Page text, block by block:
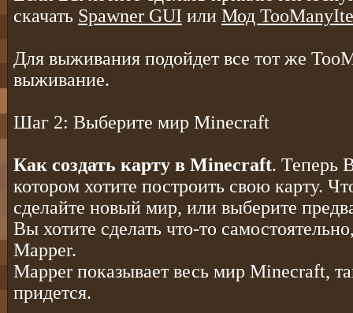
скачать Spawner GUI или Мод
Для выживания подойдет все тот же
выживание.
Шаг 2: Выберите мир Minecraft
Как создать карту в Minecraft. Теперь
котором хотите построить свою карту.
сделайте новый мир, или выберите
Вы хотите сделать что-то
Mapper.
Mapper показывает весь мир Minecraft,
придется.